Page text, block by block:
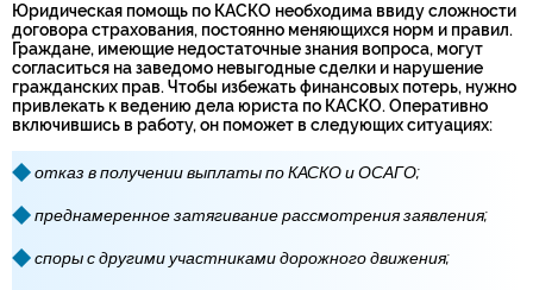
Юридическая помощь по КАСКО необходима ввиду сложности
договора страхования, постоянно меняющихся норм и правил.
Граждане, имеющие недостаточные знания вопроса, могут
согласиться на заведомо невыгодные сделки и нарушение
гражданских прав. Чтобы избежать финансовых потерь, нужно
привлекать к ведению дела юриста по КАСКО. Оперативно
включившись в работу, он поможет в следующих ситуациях:
отказ в получении выплаты по КАСКО и ОСАГО;
преднамеренное затягивание рассмотрения заявления;
споры с другими участниками дорожного движения;